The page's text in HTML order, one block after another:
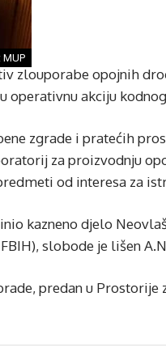
MUP
zlouporabe opojnih
akciju kodnog
zgrade i pratećih
za proizvodnju
od interesa za
kazneno djelo
slobode je lišen
predan u Prostorije